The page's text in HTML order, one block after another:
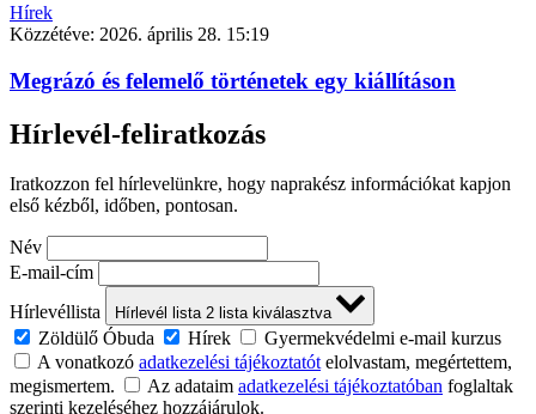
Hírek
Közzétéve: 2026. április 28. 15:19
Megrázó és felemelő történetek egy kiállításon
Hírlevél-feliratkozás
Iratkozzon fel hírlevelünkre, hogy naprakész információkat kapjon
első kézből, időben, pontosan.
Név
E-mail-cím
Hírlevéllista
Hírlevél lista 2 lista kiválasztva
Zöldülő Óbuda Hírek
Gyermekvédelmi e-mail kurzus
A vonatkozó adatkezelési tájékoztatótelolvastam, megértettem,
megismertem.
Az adataim adatkezelési tájékoztatóban foglaltak
szerinti kezeléséhez hozzájárulok.